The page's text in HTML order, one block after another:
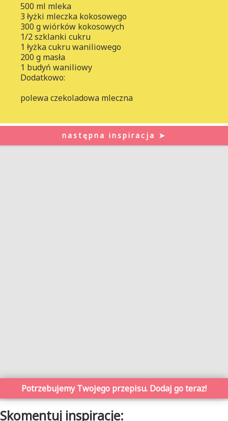
500 ml mleka
3 łyżki mleczka kokosowego
300 g wiórków kokosowych
1/2 szklanki cukru
1 łyżka cukru waniliowego
200 g masła
1 budyń waniliowy
Dodatkowo:
polewa czekoladowa mleczna
następna inspiracja ➤
Potrzebujemy Twojego przepisu. Dodaj go teraz!
Skomentuj inspiracje: